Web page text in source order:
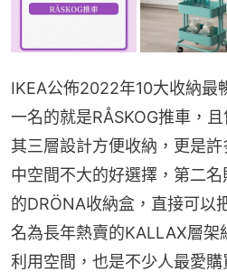
IKEA公佈2022年10大收納最
一名的就是RÅSKOG推車，
其三層設計方便收納，更是
中空間不大的好選擇，第二
的DRÖNA收納盒，直接可以
名為長年熱賣的KALLAX層架
利用空間，也是不少人最愛購